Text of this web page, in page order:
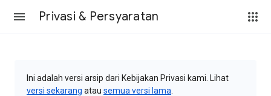
Privasi & Persyaratan
Ini adalah versi arsip dari Kebijakan Privasi kami. Lihat
versi sekarang atau semua versi lama